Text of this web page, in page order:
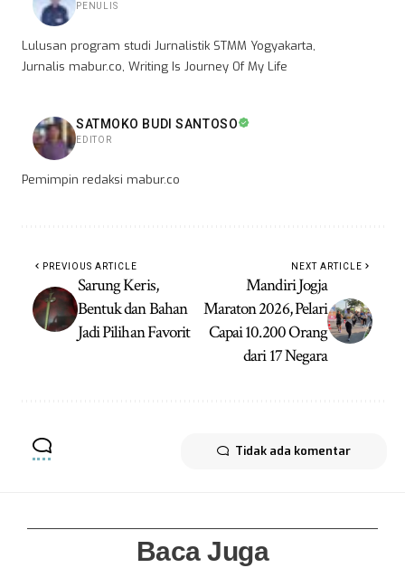
PENULIS
Lulusan program studi Jurnalistik STMM Yogyakarta,
Jurnalis mabur.co, Writing Is Journey Of My Life
SATMOKO BUDI SANTOSO
EDITOR
Pemimpin redaksi mabur.co
PREVIOUS ARTICLE
Sarung Keris,
Bentuk dan Bahan
Jadi Pilihan Favorit
NEXT ARTICLE
Mandiri Jogja
Maraton 2026, Pelari
Capai 10.200 Orang
dari 17 Negara
Tidak ada komentar
Baca Juga